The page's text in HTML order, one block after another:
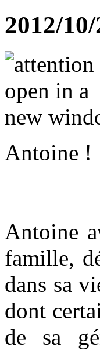
2012/
Antoine !
Antoine
famille,
dans sa
dont
de sa